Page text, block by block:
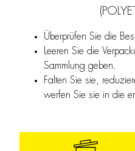
Überprüfen Sie die
Leeren Sie die
Sammlung geben.
Falten Sie sie,
werfen Sie sie in die